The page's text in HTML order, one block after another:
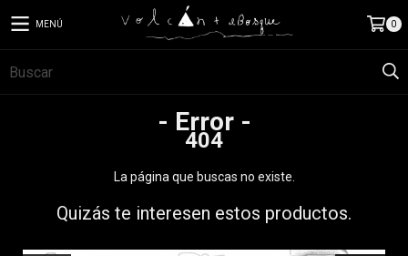
MENÚ 0
- Error -
404
La página que buscas no existe.
Quizás te interesen estos productos.